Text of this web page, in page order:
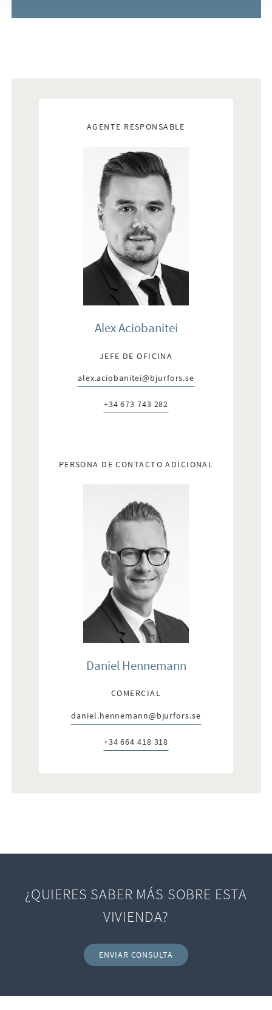
AGENTE RESPONSABLE
Alex Aciobanitei
JEFE DE OFICINA
E-post:
alex.aciobanitei@bjurfors.se
Telefon:
+34 673 743 282
PERSONA DE CONTACTO ADICIONAL
Daniel Hennemann
COMERCIAL
E-post:
daniel.hennemann@bjurfors.se
Telefon:
+34 664 418 318
¿QUIERES SABER MÁS SOBRE ESTA
VIVIENDA?
ENVIAR CONSULTA